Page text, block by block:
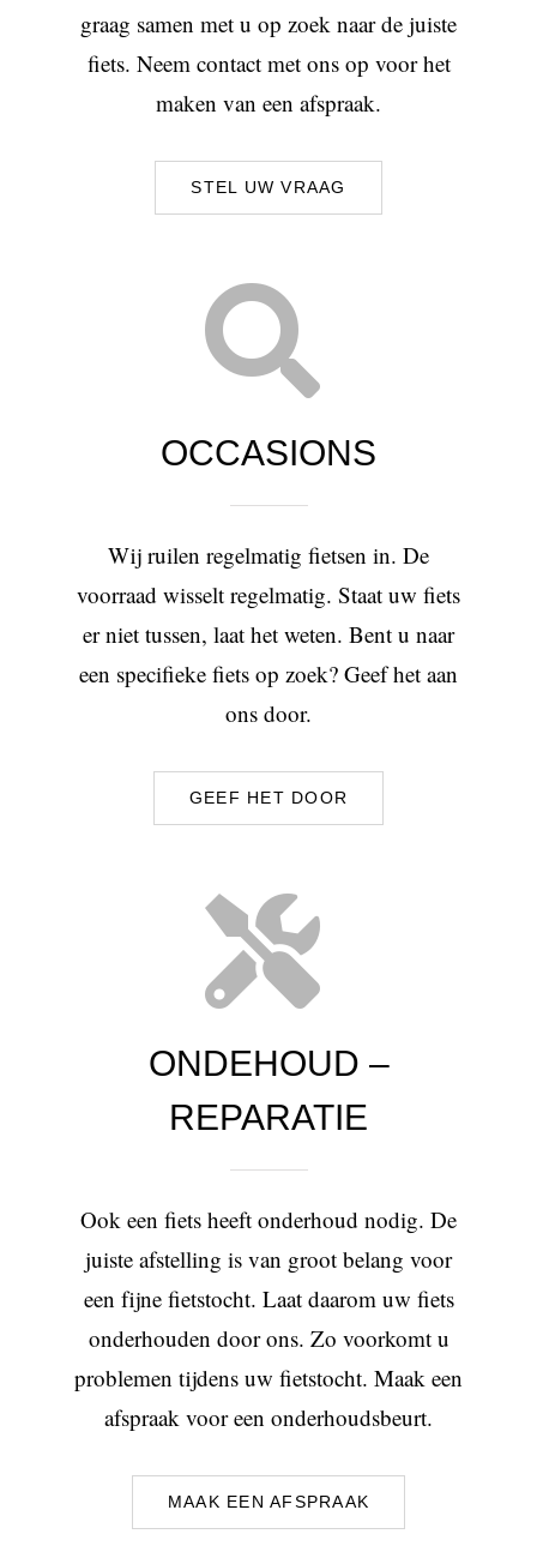
graag samen met u op zoek naar de juiste
fiets. Neem contact met ons op voor het
maken van een afspraak.
STEL UW VRAAG
OCCASIONS
Wij ruilen regelmatig fietsen in. De
voorraad wisselt regelmatig. Staat uw fiets
er niet tussen, laat het weten. Bent u naar
een specifieke fiets op zoek? Geef het aan
ons door.
GEEF HET DOOR
ONDEHOUD –
REPARATIE
Ook een fiets heeft onderhoud nodig. De
juiste afstelling is van groot belang voor
een fijne fietstocht. Laat daarom uw fiets
onderhouden door ons. Zo voorkomt u
problemen tijdens uw fietstocht. Maak een
afspraak voor een onderhoudsbeurt.
MAAK EEN AFSPRAAK